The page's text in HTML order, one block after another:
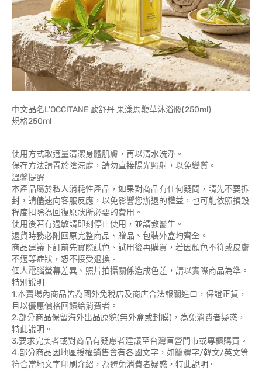
中文品名L'OCCITANE 歐舒丹 果漾馬鞭草沐浴膠(250ml)
規格250ml
使用方式取適量清潔身體肌膚，再以清水洗淨。
保存方法請置於陰涼處，請勿直接陽光照射，以免變質。
溫馨提醒
本產品屬於私人消耗性產品，如果對商品有任何疑問，請先不要拆
封，請儘速向客服反應，以免影響您辦退的權益，也可能依照損毀
程度扣除為回復原狀所必要的費用。
使用後若有過敏請即刻停止使用，並請教醫生。
退貨時務必附回原完整商品、贈品、包裝外盒均齊全。
商品建議下訂前先實際試色、試用後再購買，若因顏色不符或皮膚
不適等症狀，恕不接受退換。
個人電腦螢幕差異、照片拍攝關係造成色差，請以實際商品為準。
特別說明
1.本賣場內商品皆為國外免稅店及商店合法報關進口，保證正貨，
且以優惠價格回饋給消費者。
2.部分商品保留海外出品原貌(無外盒或封膜)，為免消費者疑惑，
特此說明。
3.要求完美者或對商品有疑慮者建議至台灣直營門市或專櫃購買。
4.部分商品因地區授權銷售會有各國文字，如簡體字/韓文/英文等
符合當地文字印刷介紹，為避免消費者疑惑，特此說明。